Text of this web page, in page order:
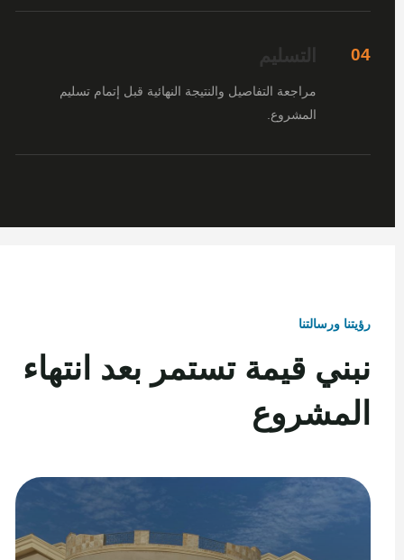
04 التسليم
مراجعة التفاصيل والنتيجة النهائية قبل إتمام تسليم
المشروع.
رؤيتنا ورسالتنا
نبني قيمة تستمر بعد انتهاء
المشروع